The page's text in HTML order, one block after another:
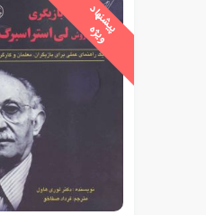
پ
ی
ش
ن
ه
ا
د
و
ی
ژ
ه